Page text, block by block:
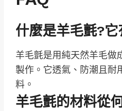
什麼是羊毛氈?
羊毛氈是用純天然羊毛做
製作。它透氣、防潮且耐
料。
羊毛氈的材料從